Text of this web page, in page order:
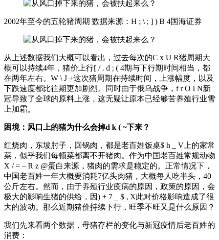
2002年至今的五轮猪周期 数据来源： H ; \ ; ] ) B 4国海证券
从上述数据我们大概可以看出，过去每次的C x U R猪周期大
概可以持续4年，猪价上行[ / . d ; ( 4期与下行期时间相当，都
在两年左右。 W \ J +这次猪周期在持续时间，上涨幅度，以及
下跌速度都比往期更加剧烈。同时由于俄乌战争， f r O I N新
冠导致了全球的原料上涨，这无疑让原本已经够苦养殖行业雪
上加霜。
困境：风口上的猪为什么会掉d k ( ~下来？
红烧肉，东坡肘子，回锅肉，都是老百姓饭桌$ h _ V 上的家常
菜，似乎我们每顿菜都离不开猪肉。作为中国老百姓常规动物
X / = – R z @蛋白来源，猪肉的需求是稳定的。正常情况下，
中国老百姓一年大概要消耗7亿头肉猪，大概每人吃半头，40
公斤左右。然而，由于养殖行业疫病的原因，政策的原因，会
极大的影响生猪的供给，因) + 7 _ $ , X此对价格影响造成了很
大的波动。那么近期猪价持续下行，旺季不旺又是什么原因？
我们先来看两个数据，母猪存栏的变化与新冠疫情后老百姓的
消费：